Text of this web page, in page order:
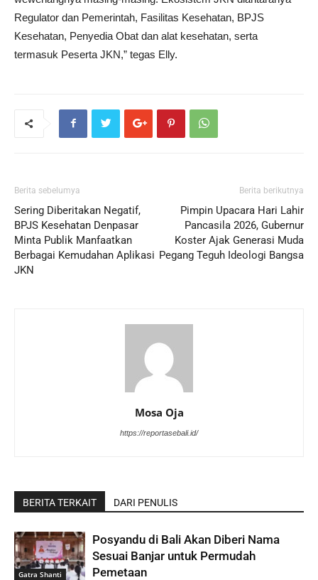
Regulator dan Pemerintah, Fasilitas Kesehatan, BPJS
Kesehatan, Penyedia Obat dan alat kesehatan, serta
termasuk Peserta JKN,” tegas Elly.
Berita sebelumya
Sering Diberitakan Negatif,
BPJS Kesehatan Denpasar
Minta Publik Manfaatkan
Berbagai Kemudahan Aplikasi
JKN
Berita berikutnya
Pimpin Upacara Hari Lahir
Pancasila 2026, Gubernur
Koster Ajak Generasi Muda
Pegang Teguh Ideologi Bangsa
Mosa Oja
https://reportasebali.id/
BERITA TERKAIT DARI PENULIS
Gatra Shanti
Posyandu di Bali Akan Diberi Nama
Sesuai Banjar untuk Permudah
Pemetaan